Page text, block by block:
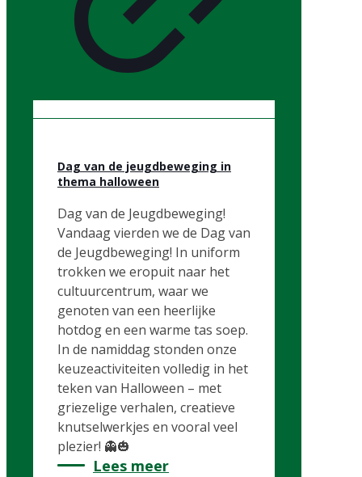
Dag van de jeugdbeweging in
thema halloween
Dag van de Jeugdbeweging!
Vandaag vierden we de Dag van
de Jeugdbeweging! In uniform
trokken we eropuit naar het
cultuurcentrum, waar we
genoten van een heerlijke
hotdog en een warme tas soep.
In de namiddag stonden onze
keuzeactiviteiten volledig in het
teken van Halloween – met
griezelige verhalen, creatieve
knutselwerkjes en vooral veel
plezier! 👻🎃
Lees meer